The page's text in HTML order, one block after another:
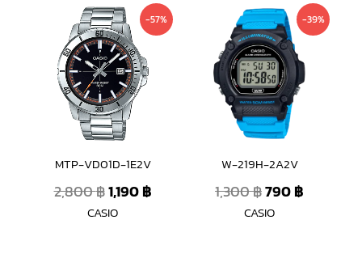
-57%
MTP-VD01D-1E2V
2,800฿
Original
price
was:
2,800 ฿.
1,190฿
Current
price
CASIO
-39%
W-219H-2A2V
1,300฿
Original
price
was:
1,300 ฿.
790฿
Current
price
790 ฿.
CASIO